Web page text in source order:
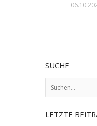
SUCHE
LETZTE